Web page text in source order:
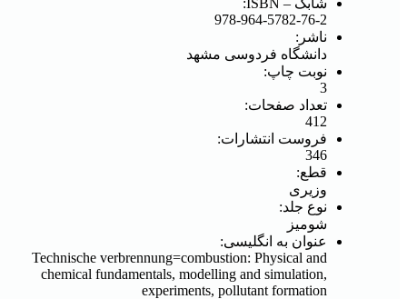
978-964-5782-76-2
ناشر:
دانشگاه فردوسی مشهد
نوبت چاپ:
3
تعداد صفحات:
412
فروست انتشارات:
346
قطع:
وزیری
نوع جلد:
شومیز
عنوان به انگلیسی:
Technische verbrennung=combustion: Physical and
chemical fundamentals, modelling and simulation,
experiments, pollutant formation‬